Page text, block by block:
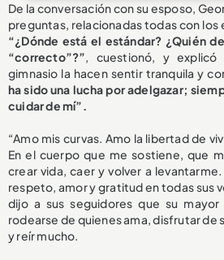
De la conversación con su esposo,
preguntas, relacionadas todas con los
“¿Dónde está el estándar? ¿Quién
“correcto”?”, cuestionó, y
gimnasio la hacen sentir tranquila y
ha sido una lucha por adelgazar;
cuidar de mí”.
“Amo mis curvas. Amo la libertad de
En el cuerpo que me sostiene, que
crear vida, caer y volver a
respeto, amor y gratitud en todas sus
dijo a sus seguidores que su
rodearse de quienes ama, disfrutar de
y reír mucho.